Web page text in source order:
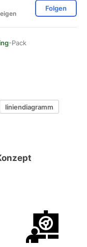
Folgen
-Pack
liniendiagramm